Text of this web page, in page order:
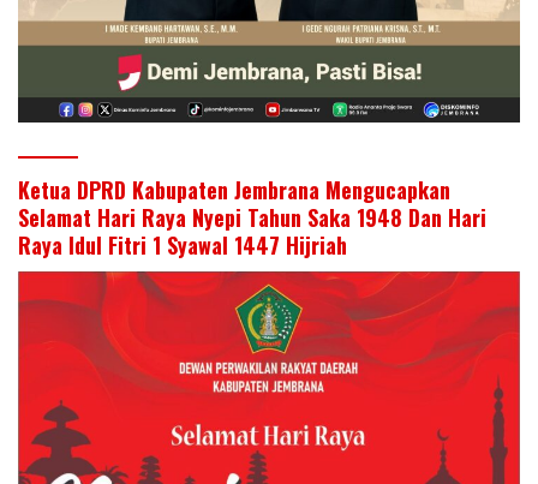
Ketua DPRD Kabupaten Jembrana Mengucapkan
Selamat Hari Raya Nyepi Tahun Saka 1948 Dan Hari
Raya Idul Fitri 1 Syawal 1447 Hijriah